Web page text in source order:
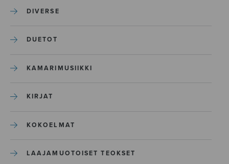
DIVERSE
DUETOT
KAMARIMUSIIKKI
KIRJAT
KOKOELMAT
LAAJAMUOTOISET TEOKSET